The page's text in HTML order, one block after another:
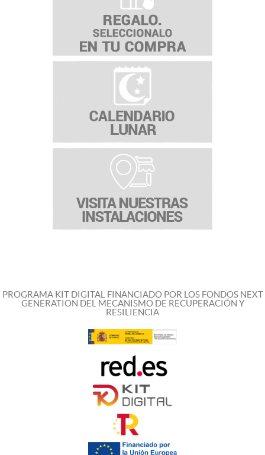
PROGRAMA KIT DIGITAL FINANCIADO POR LOS FONDOS NEXT
GENERATION DEL MECANISMO DE RECUPERACIÓN Y
RESILIENCIA